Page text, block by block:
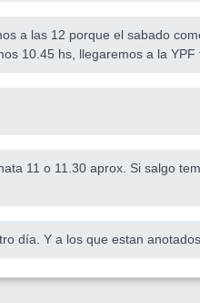
a las 12 porque el sabado
10.45 hs, llegaremos a la YPF
11 o 11.30 aprox. Si salgo
día. Y a los que estan